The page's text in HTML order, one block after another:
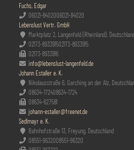
Fuchs, Edgar
06021-8402006021-84020
Lebenslust Vertr. GmbH
Marktplatz 2, Langenfeld (Rheinland),
02173-893391502173-8933915
02173-8933916
info@lebenslust-langenfeld.de
Johann Estaller e. K.
Nikolausstraße 6, Garching an der Alz,
08634-172408634-1724
08634-627581
johann-estaller@freenet.de
Sedlmayr e. K.
Bahnhofstraße 13, Freyung, Deutschland
08551-9632008551-96320